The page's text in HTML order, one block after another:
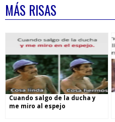
MÁS RISAS
Cuando salgo de la ducha y
me miro al espejo